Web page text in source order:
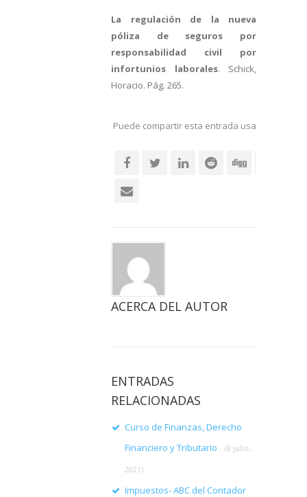
La regulación de la nueva
póliza de seguros por
responsabilidad civil por
infortunios laborales. Schick,
Horacio. Pág. 265.
Puede compartir esta entrada usando sus
ACERCA DEL AUTOR
ENTRADAS
RELACIONADAS
Curso de Finanzas, Derecho
Financiero y Tributario
(8 julio,
2021)
Impuestos- ABC del Contador